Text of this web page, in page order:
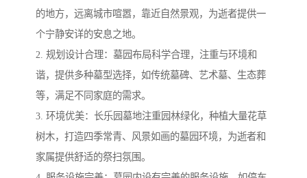
的地方，远离城市喧嚣，靠近自然景观，为逝者提供一
个宁静安详的安息之地。
2. 规划设计合理：墓园布局科学合理，注重与环境和
谐，提供多种墓型选择，如传统墓碑、艺术墓、生态葬
等，满足不同家庭的需求。
3. 环境优美：长乐园墓地注重园林绿化，种植大量花草
树木，打造四季常青、风景如画的墓园环境，为逝者和
家属提供舒适的祭扫氛围。